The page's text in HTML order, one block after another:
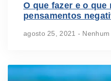
O que fazer e o que
pensamentos
agosto 25, 2021